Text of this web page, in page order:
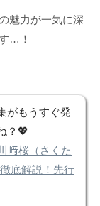
魅力が一気に深
…！
がもうすぐ発
？💖
﨑桜（さくた
底解説！先行